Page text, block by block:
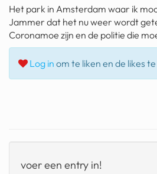
ark van noach
pokemon kaarten
fomo
groenland
geochelone yniphora
Het park in Amsterdam waar ik
Jammer dat het nu weer wordt
Coronamoe zijn en de politie die
Log in om te liken en de likes te
voer een entry in!